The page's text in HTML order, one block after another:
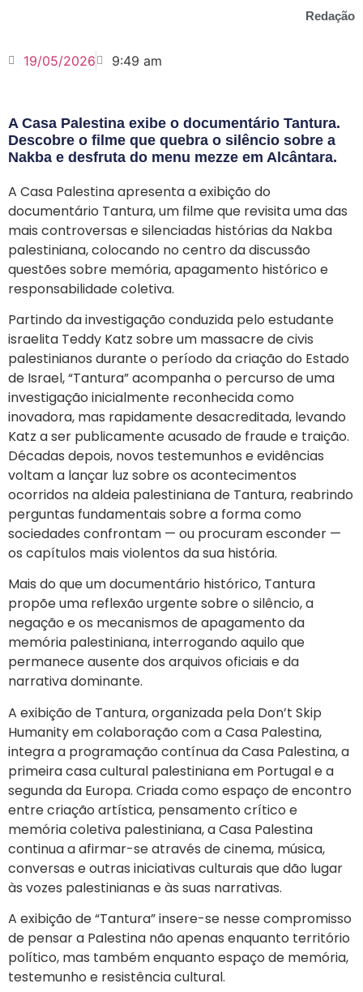
Redação
19/05/2026 9:49 am
A Casa Palestina exibe o documentário Tantura.
Descobre o filme que quebra o silêncio sobre a
Nakba e desfruta do menu mezze em Alcântara.
A Casa Palestina apresenta a exibição do
documentário Tantura, um filme que revisita uma das
mais controversas e silenciadas histórias da Nakba
palestiniana, colocando no centro da discussão
questões sobre memória, apagamento histórico e
responsabilidade coletiva.
Partindo da investigação conduzida pelo estudante
israelita Teddy Katz sobre um massacre de civis
palestinianos durante o período da criação do Estado
de Israel, “Tantura” acompanha o percurso de uma
investigação inicialmente reconhecida como
inovadora, mas rapidamente desacreditada, levando
Katz a ser publicamente acusado de fraude e traição.
Décadas depois, novos testemunhos e evidências
voltam a lançar luz sobre os acontecimentos
ocorridos na aldeia palestiniana de Tantura, reabrindo
perguntas fundamentais sobre a forma como
sociedades confrontam — ou procuram esconder —
os capítulos mais violentos da sua história.
Mais do que um documentário histórico, Tantura
propõe uma reflexão urgente sobre o silêncio, a
negação e os mecanismos de apagamento da
memória palestiniana, interrogando aquilo que
permanece ausente dos arquivos oficiais e da
narrativa dominante.
A exibição de Tantura, organizada pela Don’t Skip
Humanity em colaboração com a Casa Palestina,
integra a programação contínua da Casa Palestina, a
primeira casa cultural palestiniana em Portugal e a
segunda da Europa. Criada como espaço de encontro
entre criação artística, pensamento crítico e
memória coletiva palestiniana, a Casa Palestina
continua a afirmar-se através de cinema, música,
conversas e outras iniciativas culturais que dão lugar
às vozes palestinianas e às suas narrativas.
A exibição de “Tantura” insere-se nesse compromisso
de pensar a Palestina não apenas enquanto território
político, mas também enquanto espaço de memória,
testemunho e resistência cultural.